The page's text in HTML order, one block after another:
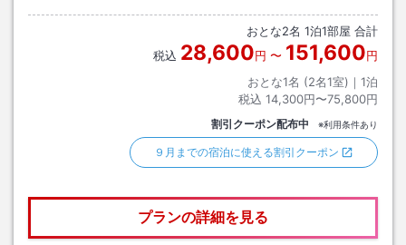
おとな2名 1泊1部屋 合計
税込 28,600円 〜 151,600円
おとな1名 (2名1室)｜ 1泊
税込 14,300円〜75,800円
割引クーポン配布中 ※利用条件あり
９月までの宿泊に使える割引クーポン
プランの詳細を見る